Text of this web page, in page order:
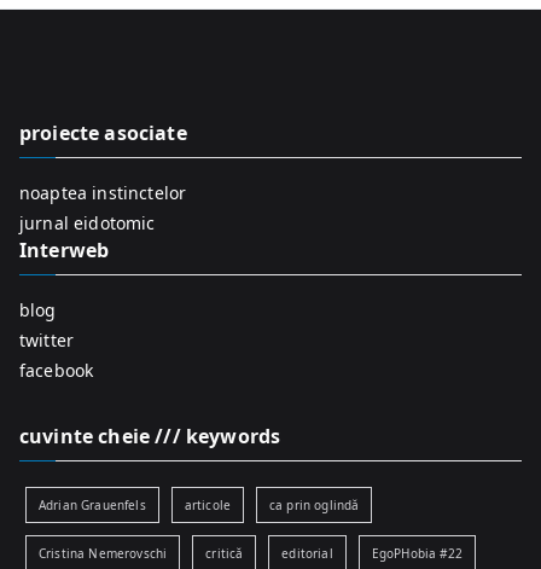
o
proiecte asociate
noaptea instinctelor
jurnal eidotomic
Interweb
blog
twitter
facebook
cuvinte cheie /// keywords
Adrian Grauenfels articole ca prin oglindă
Cristina Nemerovschi critică editorial EgoPHobia #22